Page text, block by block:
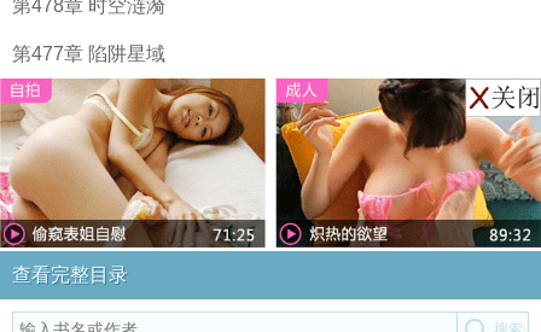
第478章 时空涟漪
第477章 陷阱星域
查看完整目录